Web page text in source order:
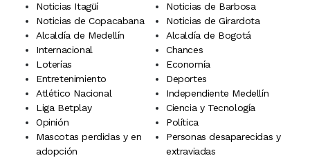
Noticias Itagüí
Noticias de Barbosa
Noticias de Copacabana
Noticias de Girardota
Alcaldía de Medellín
Alcaldía de Bogotá
Internacional
Chances
Loterías
Economía
Entretenimiento
Deportes
Atlético Nacional
Independiente Medellín
Liga Betplay
Ciencia y Tecnología
Opinión
Política
Mascotas perdidas y en
adopción
Personas desaparecidas y
extraviadas